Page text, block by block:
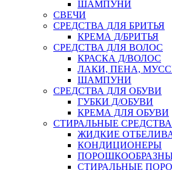
ШАМПУНИ
СВЕЧИ
СРЕДСТВА ДЛЯ БРИТЬЯ
КРЕМА Д/БРИТЬЯ
СРЕДСТВА ДЛЯ ВОЛОС
КРАСКА Д/ВОЛОС
ЛАКИ, ПЕНА,
ШАМПУНИ
СРЕДСТВА ДЛЯ ОБУВИ
ГУБКИ Д/ОБУВИ
КРЕМА ДЛЯ ОБУВИ
СТИРАЛЬНЫЕ СРЕДСТВА
ЖИДКИЕ
КОНДИЦИОНЕРЫ
СТИРАЛЬНЫЕ